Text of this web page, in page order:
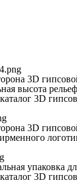
3D
высота
3D
3D
упаковка
3D